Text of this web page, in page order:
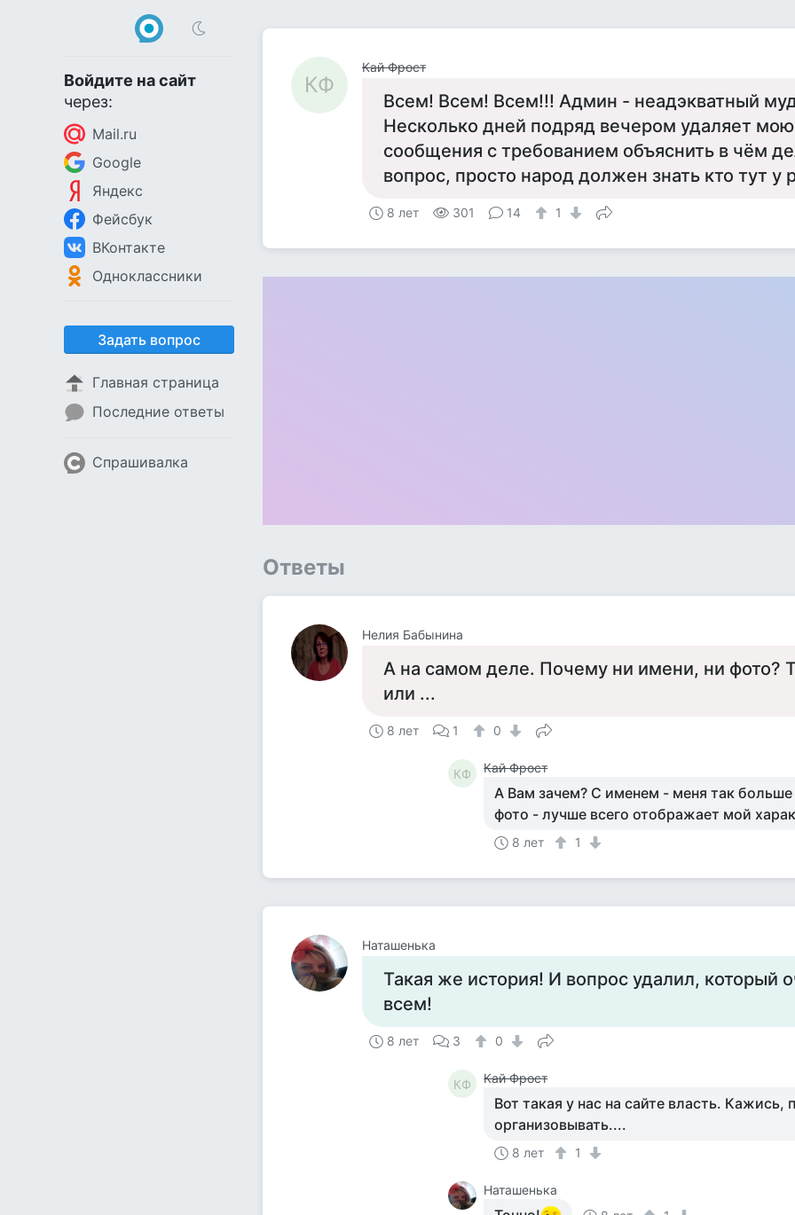
Войдите на сайт
через:
Mail.ru
Google
Яндекс
Фейсбук
ВКонтакте
Одноклассники
Задать вопрос
Главная страница
Последние ответы
Спрашивалка
КФ
Кай Фрост
Всем! Всем! Всем!!! Админ - неадэкватный
Несколько дней подряд вечером удаляет
сообщения с требованием объяснить в чём
вопрос, просто народ должен знать кто тут у
8 лет 301 14 1
Ответы
Нелия Бабынина
А на самом деле. Почему ни имени, ни фото?
или ...
8 лет 1 0
КФ Кай Фрост
А Вам зачем? С именем - меня так больше
фото - лучше всего отображает мой
8 лет 1
Наташенька
Такая же история! И вопрос удалил, который
всем!
8 лет 3 0
КФ Кай Фрост
Вот такая у нас на сайте власть. Кажись,
организовывать....
8 лет 1
Наташенька